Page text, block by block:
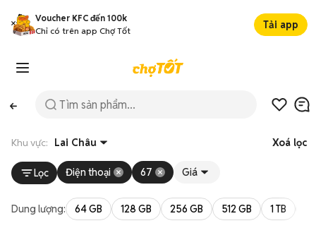
Voucher KFC đến 100k
Chỉ có trên app Chợ Tốt
Tải app
Khu vực: Lai Châu Xoá lọc
Lọc Điện thoại 67 Giá
Dung lượng: 64 GB 128 GB 256 GB 512 GB 1 TB